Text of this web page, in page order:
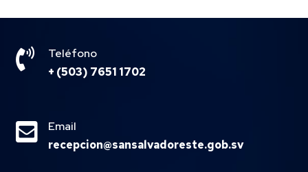

Teléfono
+ (503) 7651 1702

Email
recepcion@sansalvadoreste.gob.sv